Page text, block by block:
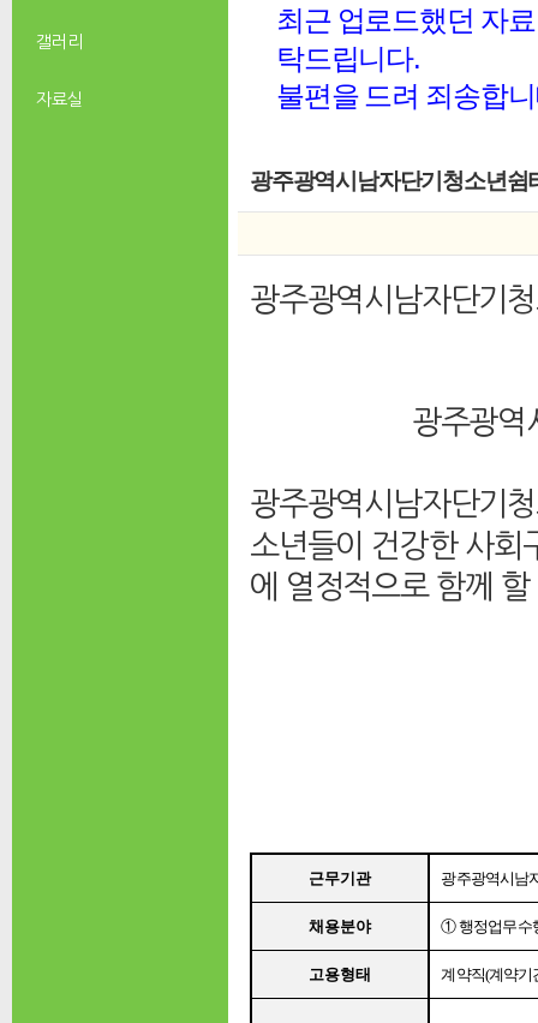
갤러리
자료실
최근 업로드했던 자
탁드립니다.
불편을 드려 죄송합
광주광역시남자단기청소년쉼
광주광역시남자단기
광주광역
광주광역시남자단기
소년들이 건강한 사회
에 열정적으로 함께
근무기관 광주광역시남
채용분야 ①행정업무 수
고용형태 계약직(계약기